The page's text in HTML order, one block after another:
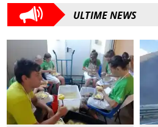
ULTIME NEWS